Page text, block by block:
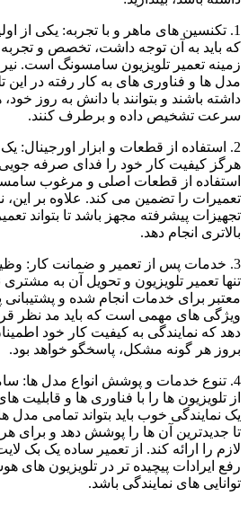
1. تکنسین های ماهر و با تجربه: یکی از
که باید به آن توجه داشت، تخصص و تجربه
زمینه تعمیر تلویزیون سامسونگ است.
مدل ها و فناوری های به کار رفته در این
داشته باشند و بتوانند با دانش به روز خود،
سرعت تشخیص داده و برطرف کنند.
2. استفاده از قطعات و ابزار اورجینال:
هرگز کیفیت کار خود را فدای صرفه جویی
استفاده از قطعات اصلی و مرغوب
تعمیرات را تضمین می کند. علاوه بر این،
تجهیزات پیشرفته مجهز باشد تا بتواند
بالاتری انجام دهد.
3. خدمات پس از
تعمیر و ضمانت کار:
تنها تعمیر تلویزیون و تحویل آن به
معتبر برای خدمات انجام شده و پشتیبانی
ویژگی های مهمی است که باید مد نظر
دهد که نمایندگی به کیفیت کار خود
بروز هر گونه مشکل، پاسخگو خواهد بود.
4. تنوع خدمات و پوشش انواع مدل ها:
از تلویزیون ها را با فناوری ها و قابلیت
یک نمایندگی خوب باید بتواند تمامی
تا جدیدترین آن ها را پوشش دهد و برای
لازم را ارائه کند. از تعمیر ساده یک بک
رفع ایرادات پیچیده تر در تلویزیون های
توانایی های نمایندگی باشد.